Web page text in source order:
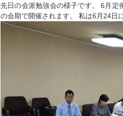
先日の会派勉強会の様子です。 6月定
の会期で開催されます。 私は6月24日